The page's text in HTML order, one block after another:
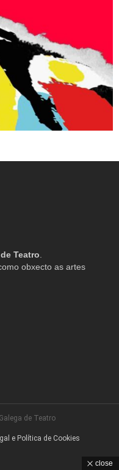
Teatro
obxecto as artes
de Teatro
e Política de Cookies
close